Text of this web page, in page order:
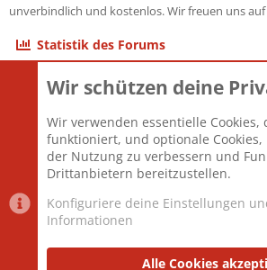
unverbindlich und kostenlos. Wir freuen uns
Statistik des Forums
Themen
Mitglieder
Neuestes Mitglied
Datenschutzerklärung
Wir schützen deine
Wir verwenden essentielle Cookies,
funktioniert, und optionale
der Nutzung zu verbessern und
Drittanbietern bereitzustellen.
Konfiguriere deine Einstellungen
Informationen
Alle Cookies